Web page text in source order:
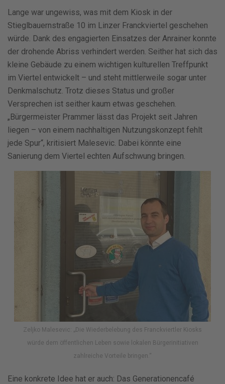
Lange war ungewiss, was mit dem Kiosk in der
Stieglbauernstraße 10 im Linzer Franckviertel geschehen
würde. Dank des engagierten Einsatzes der Anrainer konnte
der drohende Abriss verhindert werden. Seither hat sich das
kleine Gebäude zu einem wichtigen kulturellen Treffpunkt
im Viertel entwickelt – und steht mittlerweile sogar unter
Denkmalschutz. Trotz dieses Status und großer
Versprechen ist seither kaum etwas geschehen.
„Bürgermeister Prammer lässt das Projekt seit Jahren
liegen – von einem nachhaltigen Nutzungskonzept fehlt
jede Spur“, kritisiert Malesevic. Dabei könnte eine
Sanierung dem Viertel echten Aufschwung bringen.
Zeljko Malesevic: „Die Wiederbelebung des Franckviertler Kiosks
würde dem öffentlichen Leben sowie lokalen Bürgerinitiativen
zahlreiche Vorteile bringen.“
Eine konkrete Idee hat er auch: Das Generationencafé